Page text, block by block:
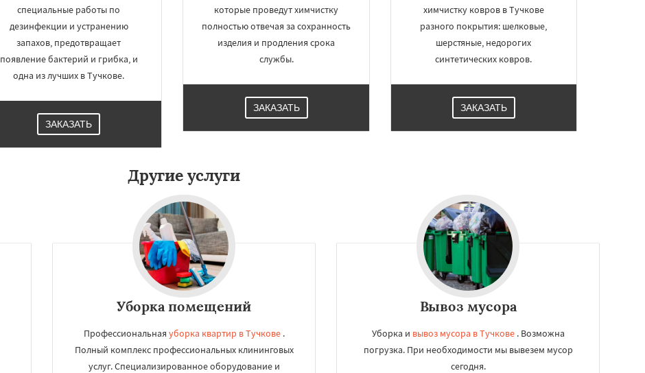
×
Фосфоритный
Черусти
специальные работы по
дезинфекции и устранению
запахов, предотвращает
появление бактерий и грибка, и
одна из лучших в Тучкове.
ЗАКАЗАТЬ
которые проведут химчистку
полностью отвечая за сохранность
изделия и продления срока
службы.
ЗАКАЗАТЬ
химчистку ковров в Тучкове
разного покрытия: шелковые,
шерстяные, недорогих
синтетических ковров.
ЗАКАЗАТЬ
Другие услуги
Уборка помещений
Профессиональная уборка квартир в Тучкове.
Полный комплекс профессиональных клининговых
услуг. Специализированное оборудование и
Вывоз мусора
Уборка и вывоз мусора в Тучкове. Возможна
погрузка. При необходимости мы вывезем мусор
сегодня.
УЗНАТЬ ПОДРОБНЕЕ